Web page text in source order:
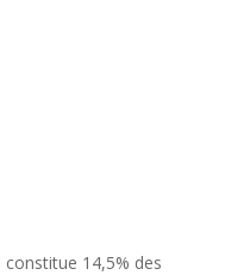
constitue 14,5% des